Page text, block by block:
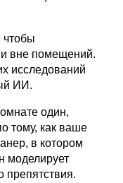
чтобы
и вне помещений.
исследований
ИИ.
один,
тому, как ваше
в котором
моделирует
препятствия.